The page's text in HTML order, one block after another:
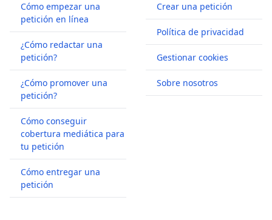
Cómo empezar una
petición en línea
¿Cómo redactar una
petición?
¿Cómo promover una
petición?
Cómo conseguir
cobertura mediática para
tu petición
Cómo entregar una
petición
Crear una petición
Política de privacidad
Gestionar cookies
Sobre nosotros